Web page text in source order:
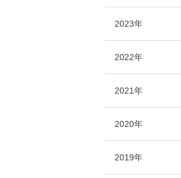
2023年
2022年
2021年
2020年
2019年